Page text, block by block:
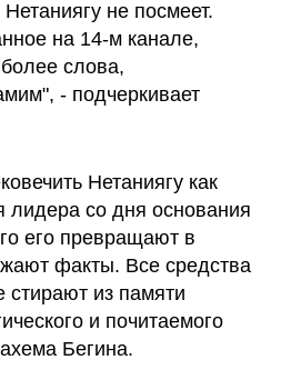
не посмеет.
на 14-м канале,
слова,
- подчеркивает
Нетаниягу как
со дня основания
его превращают в
факты. Все средства
из памяти
и почитаемого
Бегина.